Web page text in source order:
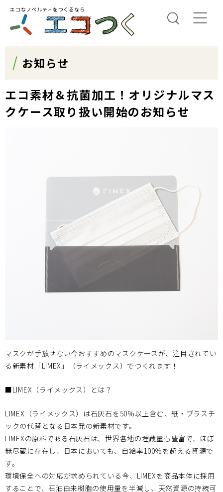
エコなノベルティをつくるなら
お知らせ
エコ素材＆抗菌加工！オリジナルマス
クケース取り扱い開始のお知らせ
マスクが手放せない今おすすめのマスクケースが、注目されてい
る新素材「LIMEX」（ライメックス）でつくれます！
■LIMEX（ライメックス）とは？
LIMEX（ライメックス）は石灰石を50%以上含む、紙・プラスチ
ックの代替となる日本発の新素材です。
LIMEXの原料である石灰石は、世界各地の埋蔵量も豊富で、ほぼ
無尽蔵に存在し、日本においても、自給率100％を超える資源で
す。
環境保全への対応が求められている今、LIMEXを商品本体に採用
することで、石油由来樹脂の使用量を半減し、天然資源の持続可